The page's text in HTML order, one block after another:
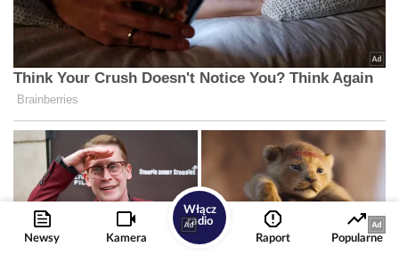
Newsy Kamera
Włącz
radio
Raport
Popularne